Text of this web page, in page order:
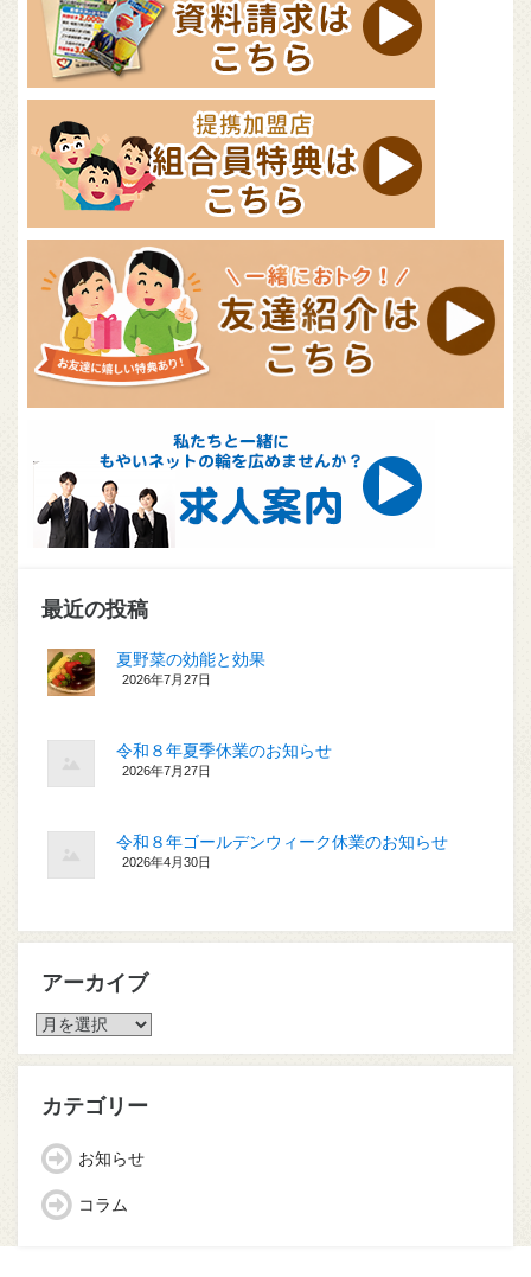
最近の投稿
夏野菜の効能と効果
2026年7月27日
令和８年夏季休業のお知らせ
2026年7月27日
令和８年ゴールデンウィーク休業のお知らせ
2026年4月30日
アーカイブ
ア
カ
ブ
カテゴリー
お知らせ
コラム